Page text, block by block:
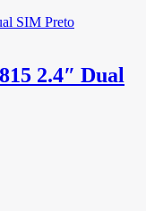
2.4″ Dual